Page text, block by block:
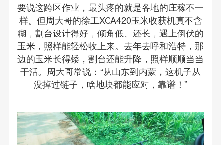
要说这跨区作业，最头疼的就是各地的庄稼不一
样。但周大哥的徐工XCA420玉米收获机真不含
糊，割台设计得好，倾角低、还长，遇上倒伏的
玉米，照样能轻松收上来。去年去呼和浩特，那
边的玉米长得矮，割台还能升降，照样顺顺当当
干活。周大哥常说：“从山东到内蒙，这机子从
没掉过链子，啥地块都能应对，靠谱！”